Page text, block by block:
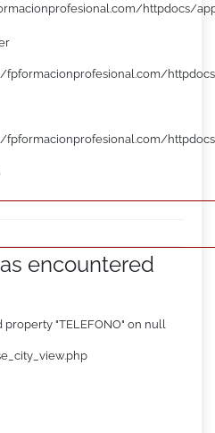
httpdocs/
encountered
property "TELEFONO" on null